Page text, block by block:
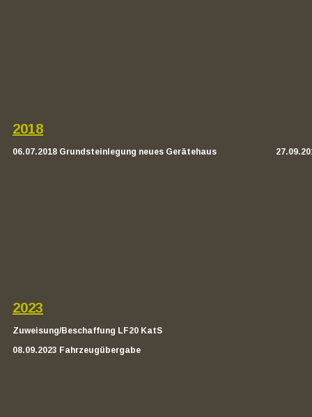
2018
06.07.2018 Grundsteinlegung neues Gerätehaus
2023
Zuweisung/Beschaffung LF20 KatS
08.09.2023 Fahrzeugübergabe